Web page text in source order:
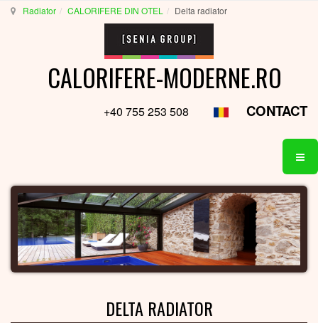
Radiator CALORIFERE DIN OTEL Delta radiator
CALORIFERE-MODERNE.RO
+40 755 253 508 CONTACT
DELTA RADIATOR